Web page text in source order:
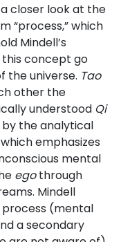
closer look at the
“process,” which
Mindell’s
this concept go
the universe. Tao
other the
understood Qi
by the analytical
emphasizes
mental
egothrough
Mindell
(mental
a secondary